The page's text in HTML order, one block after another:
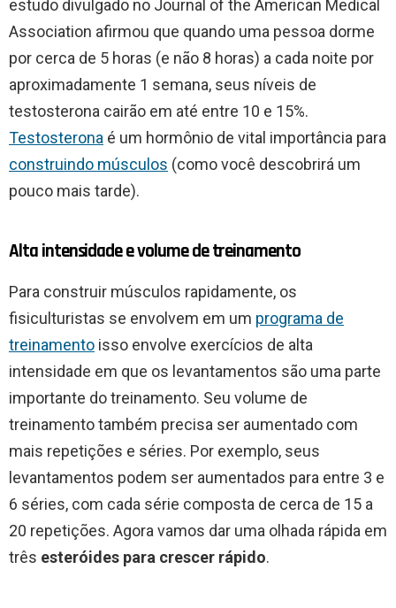
estudo divulgado no Journal of the American Medical
Association afirmou que quando uma pessoa dorme
por cerca de 5 horas (e não 8 horas) a cada noite por
aproximadamente 1 semana, seus níveis de
testosterona cairão em até entre 10 e 15%.
Testosterona é um hormônio de vital importância para
construindo músculos (como você descobrirá um
pouco mais tarde).
Alta intensidade e volume de treinamento
Para construir músculos rapidamente, os
fisiculturistas se envolvem em um programa de
treinamento isso envolve exercícios de alta
intensidade em que os levantamentos são uma parte
importante do treinamento. Seu volume de
treinamento também precisa ser aumentado com
mais repetições e séries. Por exemplo, seus
levantamentos podem ser aumentados para entre 3 e
6 séries, com cada série composta de cerca de 15 a
20 repetições. Agora vamos dar uma olhada rápida em
três esteróides para crescer rápido.